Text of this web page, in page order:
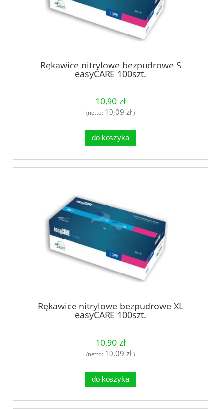
Rękawice nitrylowe bezpudrowe S
easyCARE 100szt.
10,90 zł
(netto: 10,09 zł )
do koszyka
Rękawice nitrylowe bezpudrowe XL
easyCARE 100szt.
10,90 zł
(netto: 10,09 zł )
do koszyka